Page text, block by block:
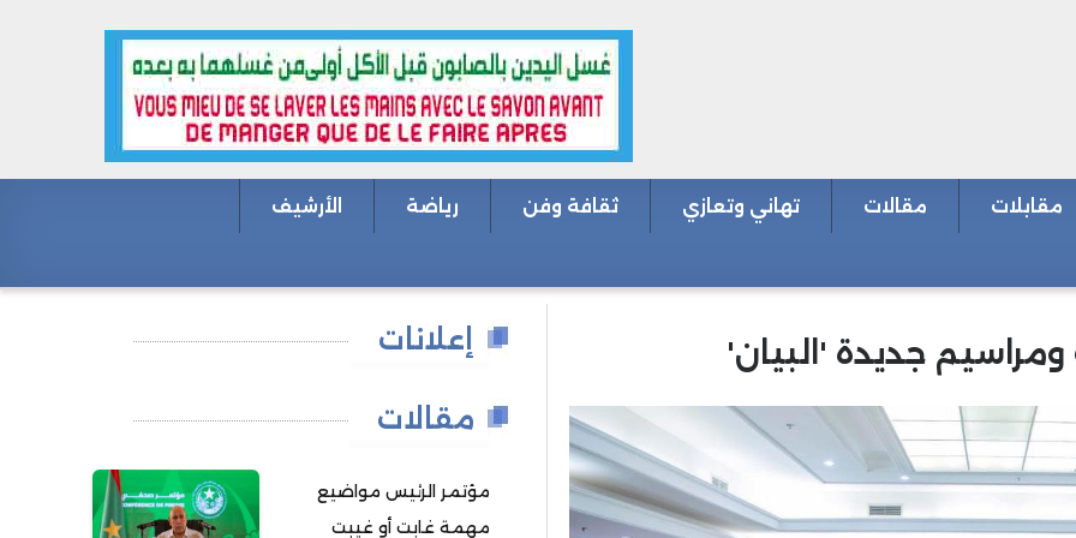
مقابلات مقالات تهاني وتعازي ثقافة وفن رياضة الأرشيف
جديدة 'البيان' إعلانات
مقالات
مؤتمر الرئيس مواضيع
مهمة غابت أو غيبت